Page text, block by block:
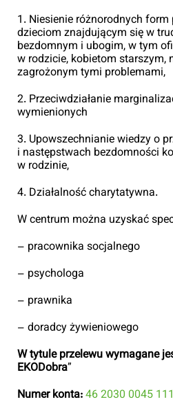
1. Niesienie różnorodnych
dzieciom znajdującym się w
bezdomnym i ubogim, w tym
w rodzicie, kobietom starszym,
zagrożonym tymi problemami,
2. Przeciwdziałanie
wymienionych
3. Upowszechnianie wiedzy o
i następstwach bezdomności
w rodzinie,
4. Działalność charytatywna.
W centrum można uzyskać
– pracownika socjalnego
– psychologa
– prawnika
– doradcy żywieniowego
W tytule przelewu wymagane
EKODobra”
Numer konta:46 2030 0045